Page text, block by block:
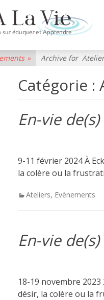
» Archive for
Catégorie :
En-vie
9-11 février 2024 À
la colère ou la
Categories
Ateliers, Evènements
En-vie
18-19 novembre
désir, la colère ou la